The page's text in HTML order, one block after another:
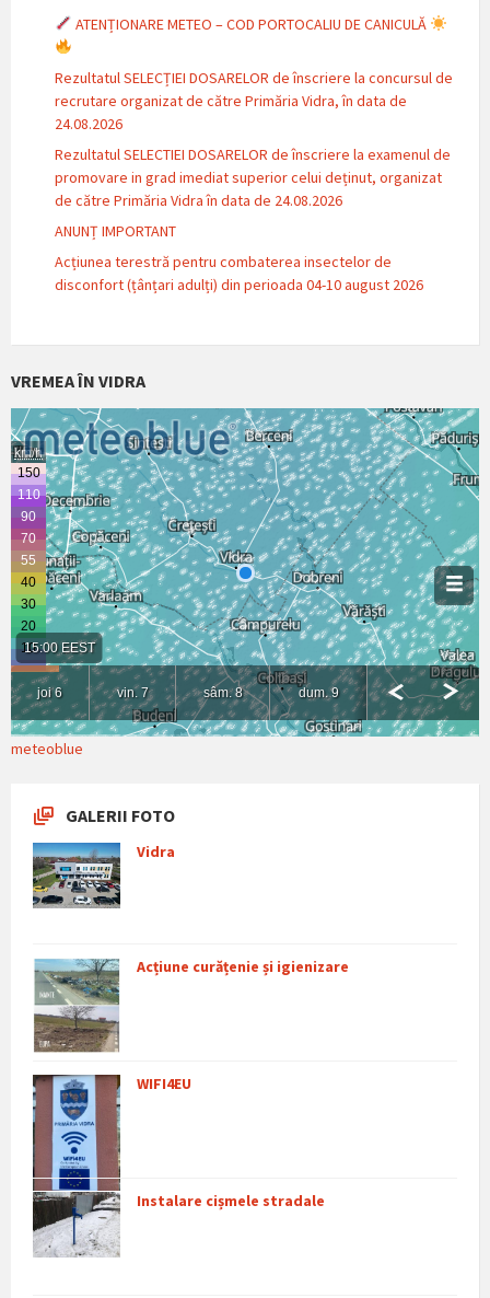
ATENȚIONARE METEO – COD PORTOCALIU DE CANICULĂ
Rezultatul SELECȚIEI DOSARELOR de înscriere la concursul de
recrutare organizat de către Primăria Vidra, în data de
24.08.2026
Rezultatul SELECTIEI DOSARELOR de înscriere la examenul de
promovare in grad imediat superior celui deținut, organizat
de către Primăria Vidra în data de 24.08.2026
ANUNȚ IMPORTANT
Acțiunea terestră pentru combaterea insectelor de
disconfort (țânțari adulți) din perioada 04-10 august 2026
VREMEA ÎN VIDRA
meteoblue
GALERII FOTO
Vidra
Acțiune curățenie și igienizare
WIFI4EU
Instalare cișmele stradale